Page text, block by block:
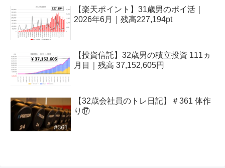
【楽天ポイント】31歳男のポイ活｜
2026年6月｜残高227,194pt
【投資信託】32歳男の積立投資 111ヵ
月目｜残高 37,152,605円
【32歳会社員のトレ日記】＃361 体作
り⑰